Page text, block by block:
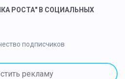
РОСТА" В СОЦИАЛЬНЫХ
подписчиков
рекламу